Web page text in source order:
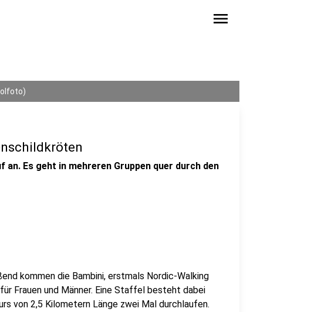
menu
Es geht in mehreren Gruppen quer durch den
kommen die Bambini, erstmals Nordic-Walking
Frauen und Männer. Eine Staffel besteht dabei
von 2,5 Kilometern Länge zwei Mal durchlaufen.